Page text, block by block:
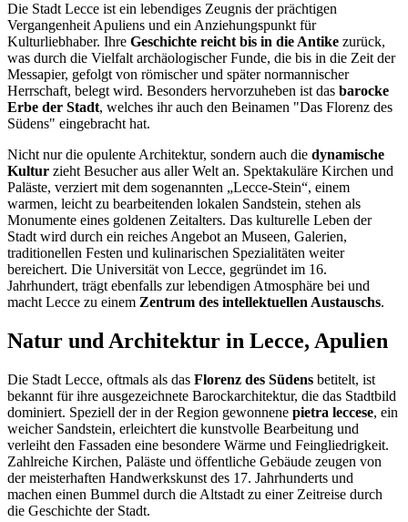
Die Stadt Lecce ist ein lebendiges Zeugnis der prächtigen
Vergangenheit Apuliens und ein Anziehungspunkt für
Kulturliebhaber. Ihre Geschichte reicht bis in die Antike zurück,
was durch die Vielfalt archäologischer Funde, die bis in die Zeit der
Messapier, gefolgt von römischer und später normannischer
Herrschaft, belegt wird. Besonders hervorzuheben ist das barocke
Erbe der Stadt, welches ihr auch den Beinamen "Das Florenz des
Südens" eingebracht hat.
Nicht nur die opulente Architektur, sondern auch die dynamische
Kultur zieht Besucher aus aller Welt an. Spektakuläre Kirchen und
Paläste, verziert mit dem sogenannten „Lecce-Stein“, einem
warmen, leicht zu bearbeitenden lokalen Sandstein, stehen als
Monumente eines goldenen Zeitalters. Das kulturelle Leben der
Stadt wird durch ein reiches Angebot an Museen, Galerien,
traditionellen Festen und kulinarischen Spezialitäten weiter
bereichert. Die Universität von Lecce, gegründet im 16.
Jahrhundert, trägt ebenfalls zur lebendigen Atmosphäre bei und
macht Lecce zu einem Zentrum des intellektuellen Austauschs.
Natur und Architektur in Lecce, Apulien
Die Stadt Lecce, oftmals als das Florenz des Südens betitelt, ist
bekannt für ihre ausgezeichnete Barockarchitektur, die das Stadtbild
dominiert. Speziell der in der Region gewonnene pietra leccese, ein
weicher Sandstein, erleichtert die kunstvolle Bearbeitung und
verleiht den Fassaden eine besondere Wärme und Feingliedrigkeit.
Zahlreiche Kirchen, Paläste und öffentliche Gebäude zeugen von
der meisterhaften Handwerkskunst des 17. Jahrhunderts und
machen einen Bummel durch die Altstadt zu einer Zeitreise durch
die Geschichte der Stadt.